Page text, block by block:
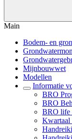
Main
Bodem- en
Mijnbouwwet
Modellen
Informatie
BRO
BRO
BRO life
Kwartaal